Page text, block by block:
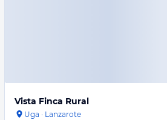
Vista Finca Rural
Uga · Lanzarote